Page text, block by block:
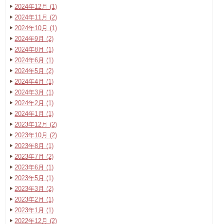
2024年12月 (1)
2024年11月 (2)
2024年10月 (1)
2024年9月 (2)
2024年8月 (1)
2024年6月 (1)
2024年5月 (2)
2024年4月 (1)
2024年3月 (1)
2024年2月 (1)
2024年1月 (1)
2023年12月 (2)
2023年10月 (2)
2023年8月 (1)
2023年7月 (2)
2023年6月 (1)
2023年5月 (1)
2023年3月 (2)
2023年2月 (1)
2023年1月 (1)
2022年12月 (2)